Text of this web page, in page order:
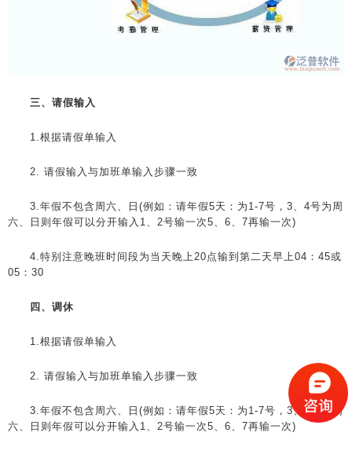
三、请假输入
1.根据请假单输入
2. 请假输入与加班单输入步骤一致
3.年假不包含周六、日(例如：请年假5天：为1-7号，3、4号为周
六、日则年假可以分开输入1、2号输一次5、6、7再输一次)
4.特别注意晚班时间段为当天晚上20点输到第二天早上04：45或
05：30
四、调休
1.根据请假单输入
2. 请假输入与加班单输入步骤一致
3.年假不包含周六、日(例如：请年假5天：为1-7号，3、4号为周
六、日则年假可以分开输入1、2号输一次5、6、7再输一次)